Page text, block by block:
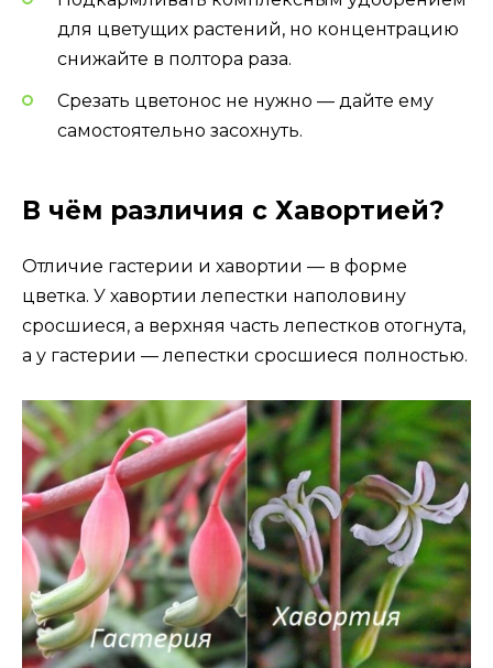
для цветущих растений, но концентрацию
снижайте в полтора раза.
Срезать цветонос не нужно — дайте ему
самостоятельно засохнуть.
В чём различия с Хавортией?
Отличие гастерии и хавортии — в форме
цветка. У хавортии лепестки наполовину
сросшиеся, а верхняя часть лепестков отогнута,
а у гастерии — лепестки сросшиеся полностью.